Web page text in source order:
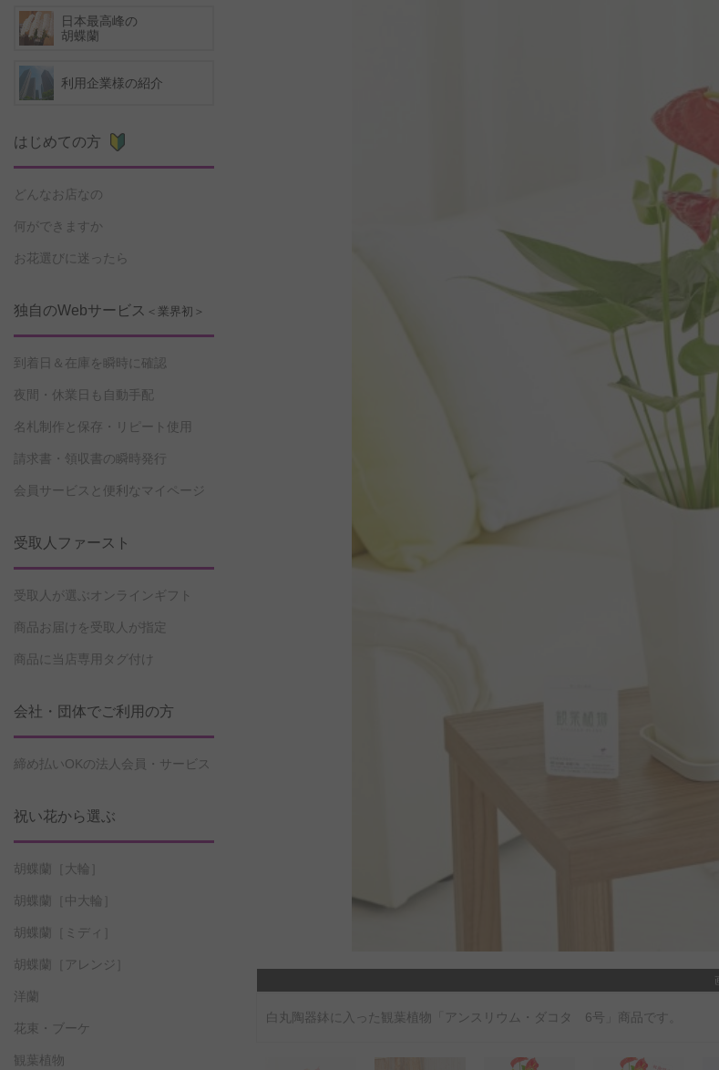
白丸陶器鉢に入った観葉植物「アンスリウム・ダコタ 6号」商品です。
日本最高峰の
胡蝶蘭
利用企業様の紹介
はじめての方
どんなお店なの
何ができますか
お花選びに迷ったら
独自のWebサービス ＜業界初＞
到着日＆在庫を瞬時に確認
夜間・休業日も自動手配
名札制作と保存・リピート使用
請求書・領収書の瞬時発行
会員サービスと便利なマイページ
受取人ファースト
受取人が選ぶオンラインギフト
商品お届けを受取人が指定
商品に当店専用タグ付け
会社・団体でご利用の方
締め払いOKの法人会員・サービス
祝い花から選ぶ
胡蝶蘭［大輪］
胡蝶蘭［中大輪］
胡蝶蘭［ミディ］
胡蝶蘭［アレンジ］
洋蘭
花束・ブーケ
観葉植物